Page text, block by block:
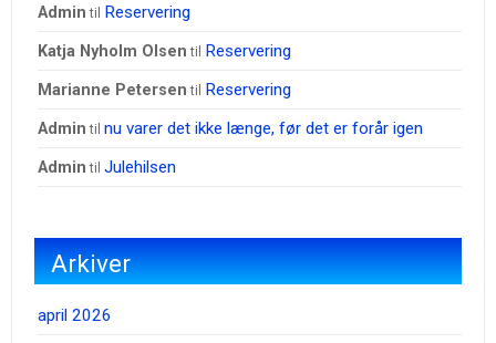
admin til Reservering
Katja Nyholm Olsen til Reservering
Marianne Petersen til Reservering
admin til nu varer det ikke længe, før det er forår igen
admin til Julehilsen
Arkiver
april 2026